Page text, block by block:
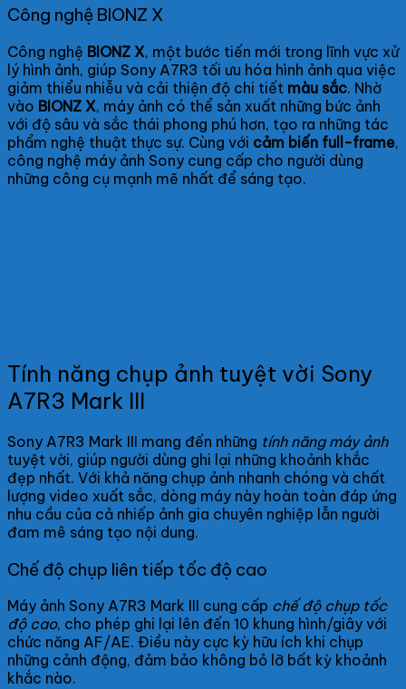
Công nghệ BIONZ X
Công nghệ BIONZ X, một bước tiến mới trong lĩnh vực xử
lý hình ảnh, giúp Sony A7R3 tối ưu hóa hình ảnh qua việc
giảm thiểu nhiễu và cải thiện độ chi tiết màu sắc. Nhờ
vào BIONZ X, máy ảnh có thể sản xuất những bức ảnh
với độ sâu và sắc thái phong phú hơn, tạo ra những tác
phẩm nghệ thuật thực sự. Cùng với cảm biến full-frame,
công nghệ máy ảnh Sony cung cấp cho người dùng
những công cụ mạnh mẽ nhất để sáng tạo.
Tính năng chụp ảnh tuyệt vời Sony
A7R3 Mark III
Sony A7R3 Mark III mang đến những tính năng máy ảnh
tuyệt vời, giúp người dùng ghi lại những khoảnh khắc
đẹp nhất. Với khả năng chụp ảnh nhanh chóng và chất
lượng video xuất sắc, dòng máy này hoàn toàn đáp ứng
nhu cầu của cả nhiếp ảnh gia chuyên nghiệp lẫn người
đam mê sáng tạo nội dung.
Chế độ chụp liên tiếp tốc độ cao
Máy ảnh Sony A7R3 Mark III cung cấp chế độ chụp tốc
độ cao, cho phép ghi lại lên đến 10 khung hình/giây với
chức năng AF/AE. Điều này cực kỳ hữu ích khi chụp
những cảnh động, đảm bảo không bỏ lỡ bất kỳ khoảnh
khắc nào.